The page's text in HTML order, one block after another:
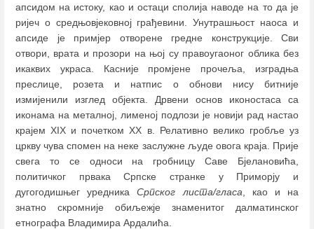
апсидом на истоку, као и остаци сполија наводе на то да је
ријеч о средњовјековној грађевини. Унутрашњост наоса и
апсиде је примјер отворене гредне конструкције. Сви
отвори, врата и прозори на њој су правоугаоног облика без
икаквих украса. Касније промјене прочеља, изградња
преслице, розета и натпис о обнови нису битније
измијенили изглед објекта. Дрвени основ иконостаса са
иконама на металној, лименој подлози је новији рад настао
крајем XIX и почетком XX в. Релативно велико гробље уз
цркву чува спомен на неке заслужне људе овога краја. Прије
свега то се односи на гробницу Саве Бјелановића,
политичког првака Српске странке у Приморју и
дугогодишњег уредникаСрпског листа/гласа , као и на
знатно скромније обиљежје знаменитог далматинског
етнографа Владимира Ардалића.